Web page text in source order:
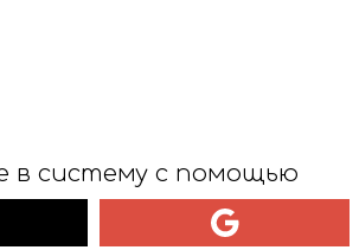
в систему с помощью